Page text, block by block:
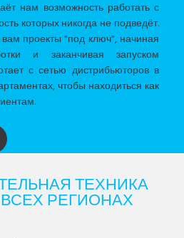
нам возможность работать с
которых никогда не подведёт.
проекты "под ключ", начиная
и заканчивая запуском
с сетью дистрибьюторов в
чтобы находиться как
ТЕХНИКА
РЕГИОНАХ